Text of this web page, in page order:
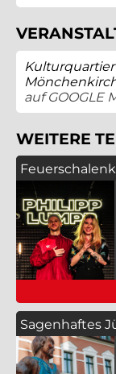
auf GOOGLE
WEITERE
Sagenhaftes